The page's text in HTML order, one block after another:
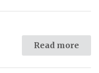
Read more